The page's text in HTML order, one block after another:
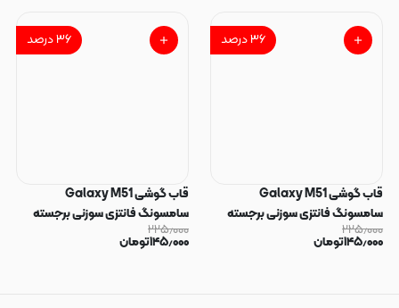
۳۶درصد
قاب گوشی Galaxy M51
سامسونگ فانتزی سوزنی برجسته
طرح قلب پاپ سوکت دار کد 128824
۲۲۵٫۰۰۰
۱۴۵٫۰۰۰تومان
۳۶درصد
قاب گوشی Galaxy M51
سامسونگ فانتزی سوزنی برجسته
طرح دخترونه پاپ سوکت دار کد
128822
۲۲۵٫۰۰۰
۱۴۵٫۰۰۰تومان